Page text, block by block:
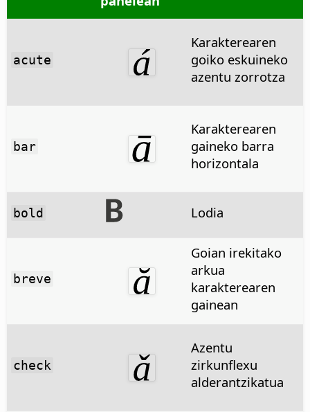
acute
Karakterearen
goiko eskuineko
azentu zorrotza
bar
Karakterearen
gaineko barra
horizontala
bold Lodia
breve
Goian irekitako
arkua
karakterearen
gainean
check
Azentu
zirkunflexu
alderantzikatua